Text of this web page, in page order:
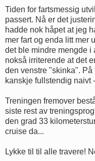
Tiden for fartsmessig
passert. Nå er det
hadde nok håpet at jeg
mer fart og enda litt mer
det ble mindre mengde i
nokså irriterende at det
den venstre "skinka". På
kanskje fullstendig naivt
Treningen fremover
siste rest av
den grad 33
cruise da...
Lykke til til alle travere!